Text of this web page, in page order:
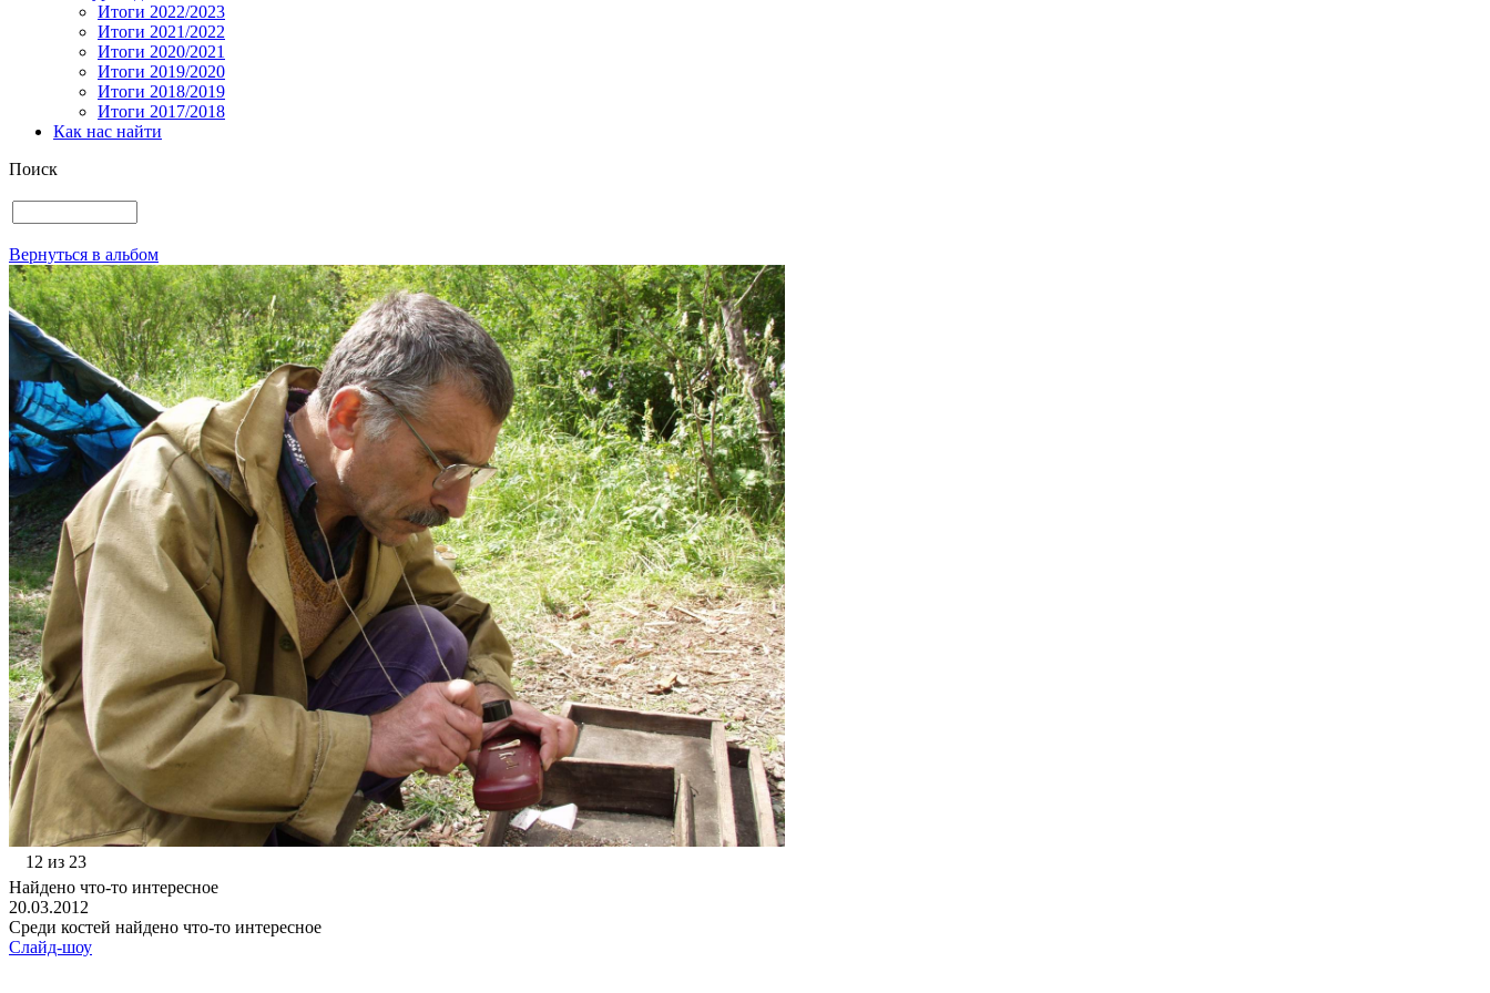
Итоги 2022/2023
Итоги 2021/2022
Итоги 2020/2021
Итоги 2019/2020
Итоги 2018/2019
Итоги 2017/2018
Как нас найти
Поиск
Вернуться в альбом
12 из 23
Найдено что-то интересное
20.03.2012
Среди костей найдено что-то интересное
Слайд-шоу